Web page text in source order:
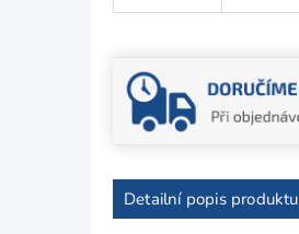
Detailní popis produktu